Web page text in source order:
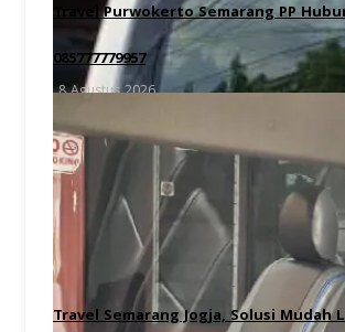
Travel Purwokerto Semarang PP
085777779957
8 Agustus 2026
Travel Semarang Jogja, Solusi Mudah